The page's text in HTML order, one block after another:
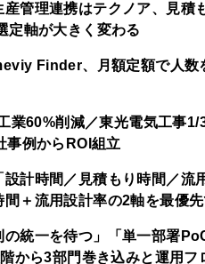
管理連携はテクノア、見積
定軸が大きく変わる
Finder、月額定額で人数
業60%削減／東光電気工事
事例からROI組立
計時間／見積もり時間／流
＋流用設計率の2軸を最優
統一を待つ」「単一部署
から3部門巻き込みと運用フ